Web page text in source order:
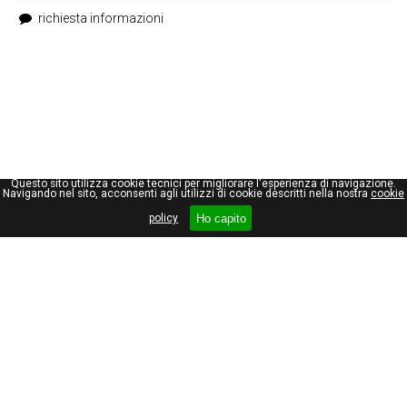
Questo sito utilizza cookie tecnici per migliorare l'esperienza di navigazione.
Navigando nel sito, acconsenti agli utilizzi di cookie descritti nella nostra cookie
policy
Ho capito
richiesta informazioni